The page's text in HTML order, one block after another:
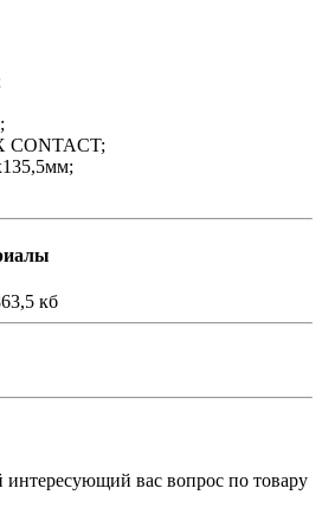
CONTACT;
кб
вас вопрос по товару